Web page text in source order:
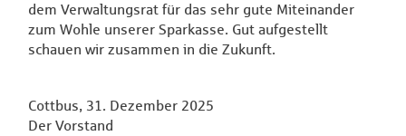
dem Verwaltungsrat für das sehr gute Miteinander
zum Wohle unserer Sparkasse. Gut aufgestellt
schauen wir zusammen in die Zukunft.
Cottbus, 31. Dezember 2025
Der Vorstand